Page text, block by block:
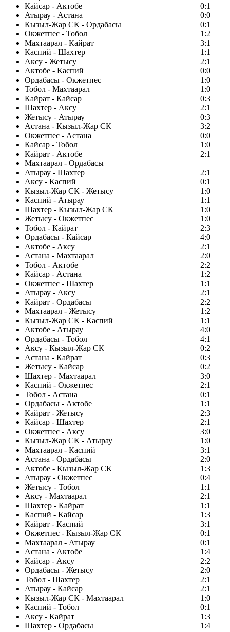
Кайсар - Актобе
0:1
Атырау - Астана
0:0
Кызыл-Жар СК - Ордабасы
0:1
Окжетпес - Тобол
1:2
Махтаарал - Кайрат
3:1
Каспий - Шахтер
1:1
Аксу - Жетысу
2:1
Актобе - Каспий
0:0
Ордабасы - Окжетпес
1:0
Тобол - Махтаарал
1:0
Кайрат - Кайсар
0:3
Шахтер - Аксу
2:1
Жетысу - Атырау
0:3
Астана - Кызыл-Жар СК
3:2
Окжетпес - Астана
0:0
Кайсар - Тобол
1:0
Кайрат - Актобе
2:1
Махтаарал - Ордабасы
Атырау - Шахтер
2:1
Аксу - Каспий
0:1
Кызыл-Жар СК - Жетысу
1:0
Каспий - Атырау
1:1
Шахтер - Кызыл-Жар СК
1:0
Жетысу - Окжетпес
1:0
Тобол - Кайрат
2:3
Ордабасы - Кайсар
4:0
Актобе - Аксу
2:1
Астана - Махтаарал
2:0
Тобол - Актобе
2:2
Кайсар - Астана
1:2
Окжетпес - Шахтер
1:1
Атырау - Аксу
2:1
Кайрат - Ордабасы
2:2
Махтаарал - Жетысу
1:2
Кызыл-Жар СК - Каспий
1:1
Актобе - Атырау
4:0
Ордабасы - Тобол
4:1
Аксу - Кызыл-Жар СК
0:2
Астана - Кайрат
0:3
Жетысу - Кайсар
0:2
Шахтер - Махтаарал
3:0
Каспий - Окжетпес
2:1
Тобол - Астана
0:1
Ордабасы - Актобе
1:1
Кайрат - Жетысу
2:3
Кайсар - Шахтер
2:1
Окжетпес - Аксу
3:0
Кызыл-Жар СК - Атырау
1:0
Махтаарал - Каспий
3:1
Астана - Ордабасы
2:0
Актобе - Кызыл-Жар СК
1:3
Атырау - Окжетпес
0:4
Жетысу - Тобол
1:1
Аксу - Махтаарал
2:1
Шахтер - Кайрат
1:1
Каспий - Кайсар
1:3
Кайрат - Каспий
3:1
Окжетпес - Кызыл-Жар СК
0:1
Махтаарал - Атырау
0:1
Астана - Актобе
1:4
Кайсар - Аксу
2:2
Ордабасы - Жетысу
2:0
Тобол - Шахтер
2:1
Атырау - Кайсар
2:1
Кызыл-Жар СК - Махтаарал
1:0
Каспий - Тобол
0:1
Аксу - Кайрат
1:3
Шахтер - Ордабасы
1:4